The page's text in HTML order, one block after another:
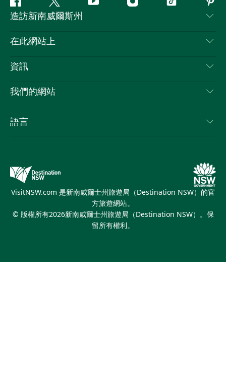
Facebook嘰
嘰
喳
Youtube Instagram抖
造訪新南威爾斯州
聯絡我們
隱私
Cookie 通知
在此網站上
目的地
新南威爾斯州公路旅行
活動
資訊
旅行資訊
新南威爾斯的商業
我們的網站
新南威爾士州旅遊局（Destination NSW）媒體中心
繽紛悉尼燈光音樂節
語言
VisitNSW.com 是新南威爾士州旅遊局（Destination NSW）的官
方旅遊網站。
© 版權所有2026新南威爾士州旅遊局（Destination NSW）。保
留所有權利。